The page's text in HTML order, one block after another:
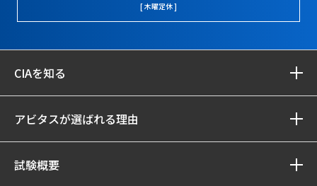
[ 木曜定休 ]
CIAを知る
アビタスが選ばれる理由
試験概要